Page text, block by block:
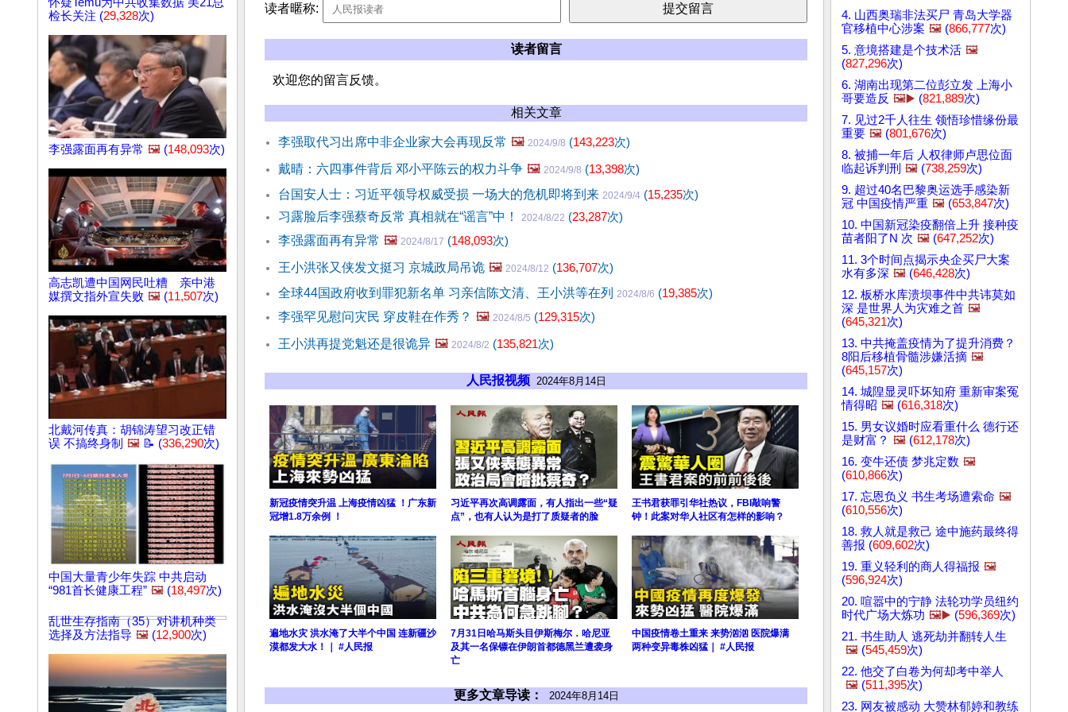
检长关注 (29,328次)
李强露面再有异常 🖼️ (148,093次)
高志凯遭中国网民吐糟 亲中港
媒撰文指外宣失败 🖼️ (11,507次)
北戴河传真：胡锦涛望习改正错
误 不搞终身制 🖼️ 📝 (336,290次)
中国大量青少年失踪 中共启动
“981首长健康工程” 🖼️ (18,497次)
乱世生存指南（35）对讲机种类
选择及方法指导 🖼️ (12,900次)
读者暱称:
读者留言
欢迎您的留言反馈。
相关文章
李强取代习出席中非企业家大会再现反常 🖼️ 2024/9/8 (143,223次)
戴晴：六四事件背后 邓小平陈云的权力斗争 🖼️ 2024/9/8 (13,398次)
台国安人士：习近平领导权威受损 一场大的危机即将到来 2024/9/4 (15,235次)
习露脸后李强蔡奇反常 真相就在“谣言”中！
2024/8/22 (23,287次)
李强露面再有异常 🖼️ 2024/8/17 (148,093次)
王小洪张又侠发文挺习 京城政局吊诡 🖼️ 2024/8/12 (136,707次)
全球44国政府收到罪犯新名单 习亲信陈文清、王小洪等在列 2024/8/6 (19,385次)
李强罕见慰问灾民 穿皮鞋在作秀？ 🖼️ 2024/8/5 (129,315次)
王小洪再提党魁还是很诡异 🖼️ 2024/8/2 (135,821次)
人民报视频 2024年8月14日
新冠疫情突升温 上海疫情凶猛 ！广东新
冠增1.8万余例 ！
习近平再次高调露面，有人指出一些“疑
点”，也有人认为是打了质疑者的脸
王书君获罪引华社热议，FBI敲响警
钟！此案对华人社区有怎样的影响？
遍地水灾 洪水淹了大半个中国 连新疆沙
漠都发大水！｜ #人民报
7月31日哈马斯头目伊斯梅尔．哈尼亚
及其一名保镖在伊朗首都德黑兰遭袭身
亡
中国疫情卷土重来 来势汹汹 医院爆满
两种变异毒株凶猛｜ #人民报
更多文章导读： 2024年8月14日
4. 山西奥瑞非法买尸 青岛大学器
官移植中心涉案 🖼️ (866,777次)
5. 意境搭建是个技术活 🖼️
(827,296次)
6. 湖南出现第二位彭立发 上海小
哥要造反 🖼️▶️ (821,889次)
7. 见过2千人往生 领悟珍惜缘份最
重要 🖼️ (801,676次)
8. 被捕一年后 人权律师卢思位面
临起诉判刑 🖼️ (738,259次)
9. 超过40名巴黎奥运选手感染新
冠 中国疫情严重 🖼️ (653,847次)
10. 中国新冠染疫翻倍上升 接种疫
苗者阳了N 次 🖼️ (647,252次)
11. 3个时间点揭示央企买尸大案
水有多深 🖼️ (646,428次)
12. 板桥水库溃坝事件中共讳莫如
深 是世界人为灾难之首 🖼️
(645,321次)
13. 中共掩盖疫情为了提升消费？
8阳后移植骨髓涉嫌活摘 🖼️
(645,157次)
14. 城隍显灵吓坏知府 重新审案冤
情得昭 🖼️ (616,318次)
15. 男女议婚时应看重什么 德行还
是财富？ 🖼️ (612,178次)
16. 变牛还债 梦兆定数 🖼️
(610,866次)
17. 忘恩负义 书生考场遭索命 🖼️
(610,556次)
18. 救人就是救己 途中施药最终得
善报 (609,602次)
19. 重义轻利的商人得福报 🖼️
(596,924次)
20. 喧嚣中的宁静 法轮功学员纽约
时代广场大炼功 🖼️▶️ (596,369次)
21. 书生助人 逃死劫并翻转人生
🖼️ (545,459次)
22. 他交了白卷为何却考中举人
🖼️ (511,395次)
23. 网友被感动 大赞林郁婷和教练